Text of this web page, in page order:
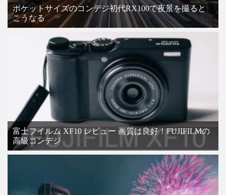
ポケットサイズのコンデジ初代RX100で夜景を撮ると
こうなる
富士フイルム XF10 レビュー 画質は良好！FUJIFILMの
高級コンデジ